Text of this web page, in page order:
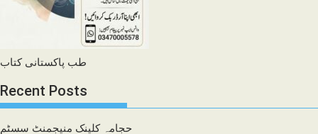
طب پاکستانی کتاب
Recent Posts
حجامہ کلینک منیجمنٹ سسٹم